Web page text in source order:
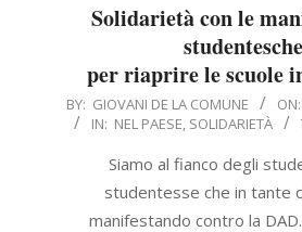
Solidarietà con le
studentesche
per riaprire le scuole
2021-
01-
BY: GIOVANI DE LA COMUNE ON:
IN: NEL PAESE, SOLIDARIETÀ
Siamo al fianco degli
studentesse che in tante
manifestando contro la